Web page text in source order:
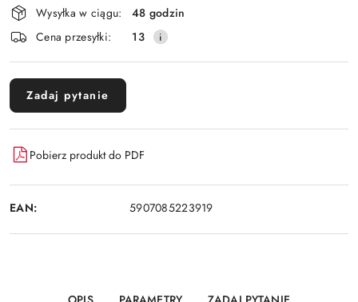
i
dostawa
Wysyłka w ciągu:
48 godzin
Cena przesyłki:
13
Zadaj pytanie
Pobierz produkt do PDF
EAN: 5907085223919